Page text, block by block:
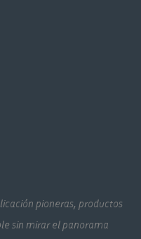
pioneras, productos
sin mirar el panorama